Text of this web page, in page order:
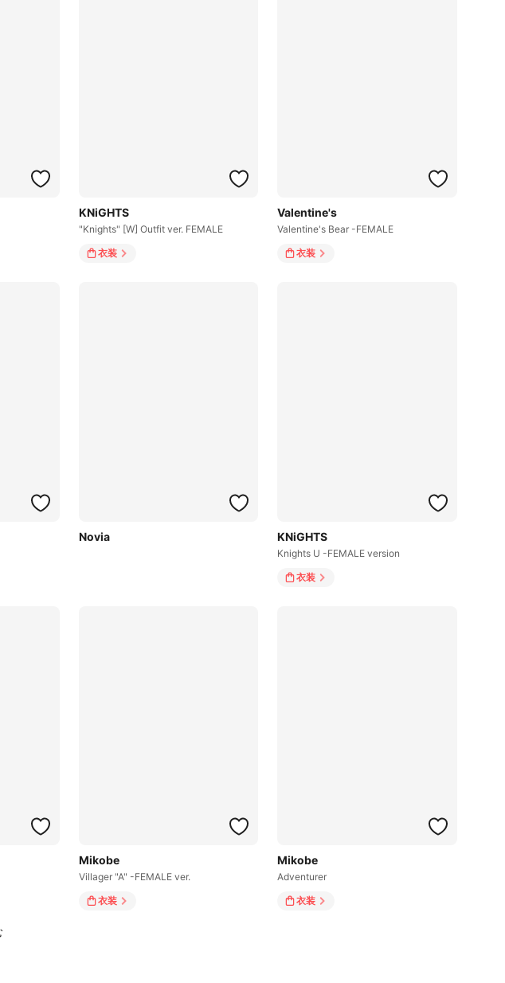
KNiGHTS
"Knights" [W] Outfit ver. FEMALE
衣装
Valentine's
Valentine's Bear -FEMALE
衣装
Novia KNiGHTS
Knights U -FEMALE version
衣装
Mikobe
Villager "A" -FEMALE ver.
衣装
Mikobe
Adventurer
衣装